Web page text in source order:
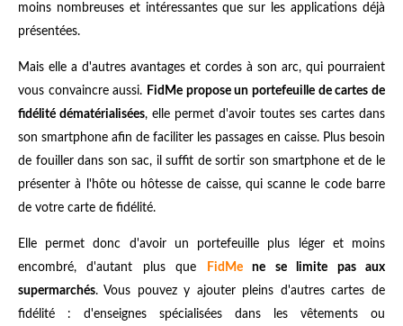
moins nombreuses et intéressantes que sur les applications déjà
présentées.
Mais elle a d'autres avantages et cordes à son arc, qui pourraient
vous convaincre aussi. FidMe propose un portefeuille de cartes de
fidélité dématérialisées, elle permet d'avoir toutes ses cartes dans
son smartphone afin de faciliter les passages en caisse. Plus besoin
de fouiller dans son sac, il suffit de sortir son smartphone et de le
présenter à l'hôte ou hôtesse de caisse, qui scanne le code barre
de votre carte de fidélité.
Elle permet donc d'avoir un portefeuille plus léger et moins
encombré, d'autant plus que
FidMene se limite pas aux
supermarchés. Vous pouvez y ajouter pleins d'autres cartes de
fidélité : d'enseignes spécialisées dans les vêtements ou